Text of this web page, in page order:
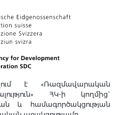
է «Ռազմավարական
ՀԿ-ի կողմից`
և համագործակցության